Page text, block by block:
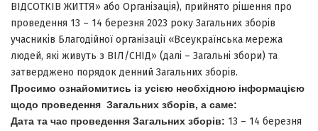
ВІДСОТКІВ ЖИТТЯ» або Організація), прийнято рішення про
проведення 13 – 14 березня 2023 року Загальних зборів
учасників Благодійної організації «Всеукраїнська мережа
людей, які живуть з ВІЛ/СНІД» (далі – Загальні збори) та
затверджено порядок денний Загальних зборів.
Просимо ознайомитись із усією необхідною інформацією
щодо проведення Загальних зборів, а саме:
Дата та час проведення Загальних зборів: 13 – 14 березня